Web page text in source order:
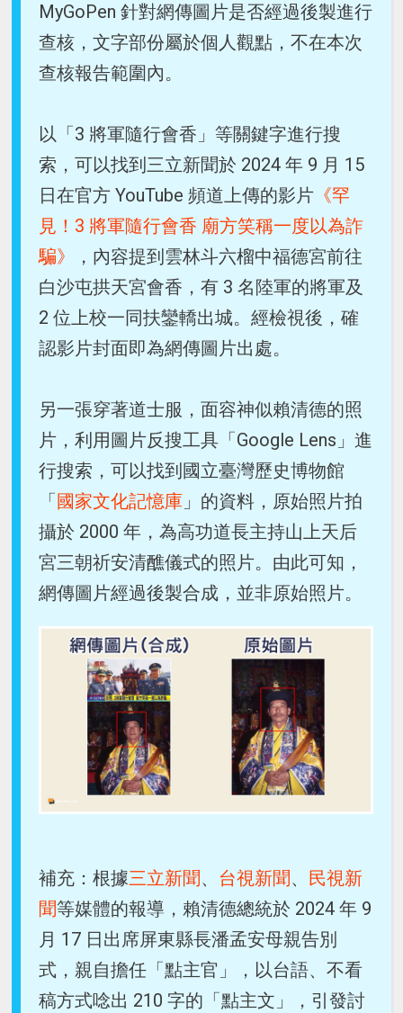
MyGoPen 針對網傳圖片是否經過後製進行
查核，文字部份屬於個人觀點，不在本次
查核報告範圍內。
以「3 將軍隨行會香」等關鍵字進行搜
索，可以找到三立新聞於 2024 年 9 月 15
日在官方 YouTube 頻道上傳的影片 《罕
見！3 將軍隨行會香 廟方笑稱一度以為詐
騙》
，內容提到雲林斗六榴中福德宮前往
白沙屯拱天宮會香，有 3 名陸軍的將軍及
2 位上校一同扶鑾轎出城。經檢視後，確
認影片封面即為網傳圖片出處。
另一張穿著道士服，面容神似賴清德的照
片，利用圖片反搜工具「Google Lens」進
行搜索，可以找到國立臺灣歷史博物館
「 國家文化記憶庫 」的資料，原始照片拍
攝於 2000 年，為高功道長主持山上天后
宮三朝祈安清醮儀式的照片。由此可知，
網傳圖片經過後製合成，並非原始照片。
補充：根據三立新聞、 台視新聞、 民視新
聞等媒體的報導，賴清德總統於 2024 年 9
月 17 日出席屏東縣長潘孟安母親告別
式，親自擔任「點主官」，以台語、不看
稿方式唸出 210 字的「點主文」，引發討